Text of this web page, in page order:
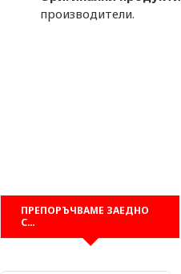
производители.
ПРЕПОРЪЧВАМЕ ЗАЕДНО
С…